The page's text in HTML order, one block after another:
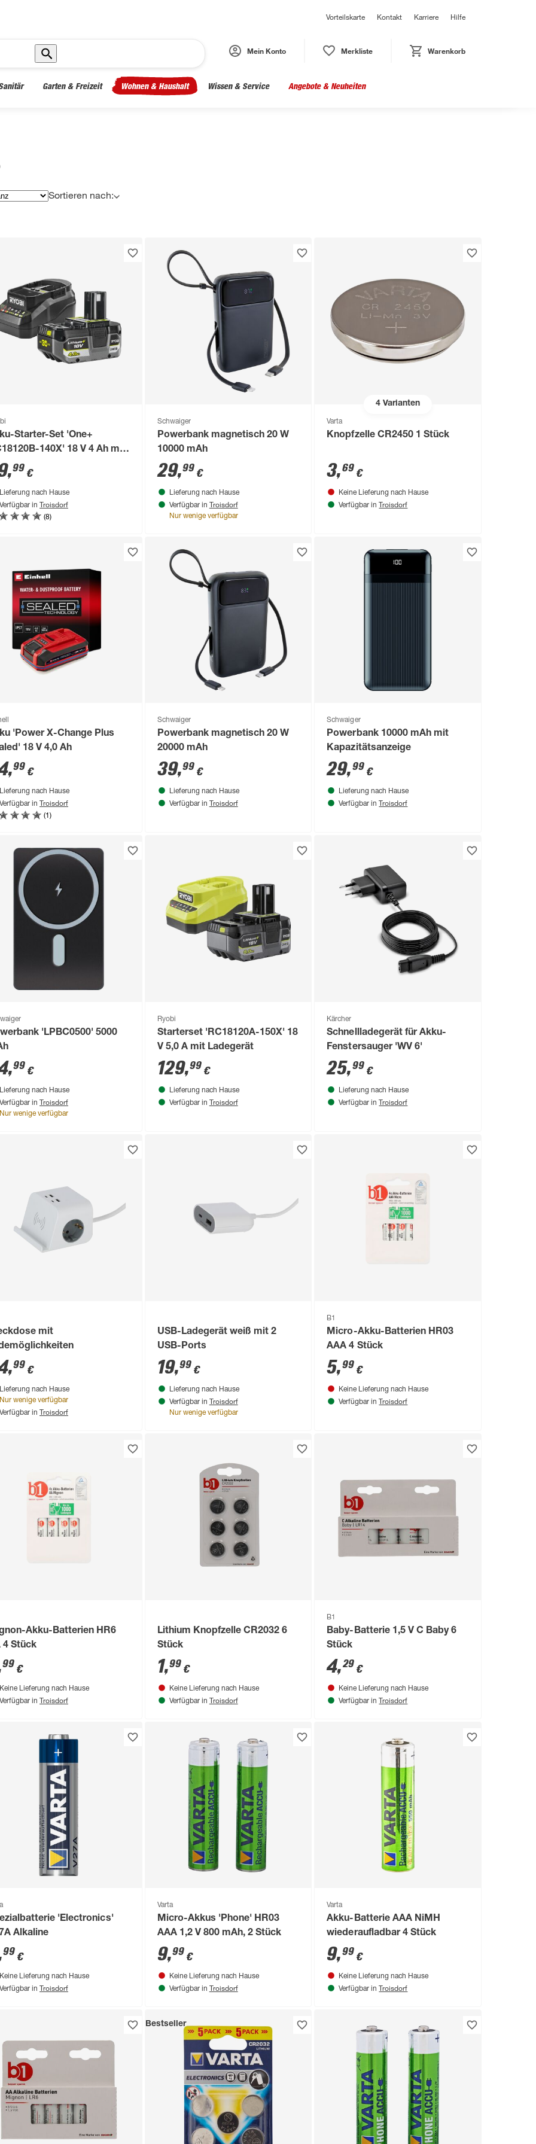
Vorteilskarte Kontakt Karriere Hilfe
Mein Konto Merkliste Warenkorb
Garten & Freizeit Wohnen & Haushalt Wissen & Service Angebote & Neuheiten
Sortieren nach:
Starter-Set 'One+
140X' 18 V 4 Ah mit
und Ladegerät
,99 €
Lieferung nach Hause
Verfügbar in Troisdorf
(8)
Schwaiger
Powerbank magnetisch 20 W
10000 mAh
29,99€
Lieferung nach Hause
Verfügbar in Troisdorf
Nur wenige verfügbar
4 Varianten
Varta
Knopfzelle CR2450 1 Stück
3,69 €
Keine Lieferung nach Hause
Verfügbar in Troisdorf
'Power X-Change Plus
18 V 4,0 Ah
,99 €
Lieferung nach Hause
Verfügbar in Troisdorf
(1)
Schwaiger
Powerbank magnetisch 20 W
20000 mAh
39,99€
Lieferung nach Hause
Verfügbar in Troisdorf
Schwaiger
Powerbank 10000 mAh mit
Kapazitätsanzeige
29,99 €
Lieferung nach Hause
Verfügbar in Troisdorf
'LPBC0500' 5000
,99 €
Lieferung nach Hause
Verfügbar in Troisdorf
Nur wenige verfügbar
Ryobi
Starterset 'RC18120A-150X' 18
V 5,0 A mit Ladegerät
129,99€
Lieferung nach Hause
Verfügbar in Troisdorf
Kärcher
Schnellladegerät für Akku-
Fenstersauger 'WV 6'
25,99 €
Lieferung nach Hause
Verfügbar in Troisdorf
mit
,99 €
Lieferung nach Hause
Nur wenige verfügbar
Verfügbar in Troisdorf
USB-Ladegerät weiß mit 2
USB-Ports
19,99€
Lieferung nach Hause
Verfügbar in Troisdorf
Nur wenige verfügbar
B1
Micro-Akku-Batterien HR03
AAA 4 Stück
5,99 €
Keine Lieferung nach Hause
Verfügbar in Troisdorf
Akku-Batterien HR6
4 Stück
99 €
Keine Lieferung nach Hause
Verfügbar in Troisdorf
Lithium Knopfzelle CR2032 6
Stück
1,99€
Keine Lieferung nach Hause
Verfügbar in Troisdorf
B1
Baby-Batterie 1,5 V C Baby 6
Stück
4,29 €
Keine Lieferung nach Hause
Verfügbar in Troisdorf
'Electronics'
Alkaline
99 €
Keine Lieferung nach Hause
Verfügbar in Troisdorf
Varta
Micro-Akkus 'Phone' HR03
AAA 1,2 V 800 mAh, 2 Stück
9,99€
Keine Lieferung nach Hause
Verfügbar in Troisdorf
Varta
Akku-Batterie AAA NiMH
wiederaufladbar 4 Stück
9,99 €
Keine Lieferung nach Hause
Verfügbar in Troisdorf
Bestseller